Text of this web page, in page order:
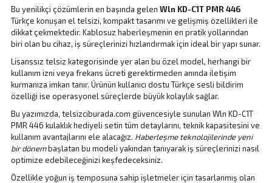
Bu yenilikçi çözümlerin en başında gelenWln KD-C1T PMR 446
Türkçe konuşan el telsizi, kompakt tasarımı ve gelişmiş özellikleri ile
dikkat çekmektedir. Kablosuz haberleşmenin en pratik yollarından
biri olan bu cihaz, iş süreçlerinizi hızlandırmak için ideal bir yapı sunar.
Lisanssız telsiz kategorisinde yer alan bu özel model, herhangi bir
kullanım izni veya frekans ücreti gerektirmeden anında iletişim
kurmanıza imkan tanır. Ürünün kullanıcı dostu Türkçe sesli bildirim
özelliği ise operasyonel süreçlerde büyük kolaylık sağlar.
Bu yazımızda, telsizciburada.com güvencesiyle sunulan Wln KD-C1T
PMR 446 kulaklık hediyeli setin tüm detaylarını, teknik kapasitesini ve
kullanım avantajlarını ele alacağız. Haberleşme teknolojilerinde yeni
bir dönembaşlatan bu modeli yakından tanıyarak iş süreçlerinizi nasıl
optimize edebileceğinizi keşfedeceksiniz.
Özellikle yoğun iş temposuna sahip işletmeler için tasarlanmış olan